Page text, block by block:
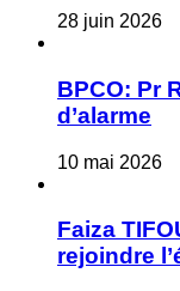
28 juin 2026
BPCO: Pr
d’alarme
10 mai 2026
Faiza
rejoindre